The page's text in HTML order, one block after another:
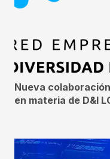
Nueva
en materia de D&I